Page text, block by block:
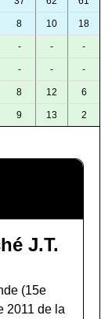
8 10 18
- - -
- - -
8 12 6
9 13 2
J.T.
(15e
2011 de la